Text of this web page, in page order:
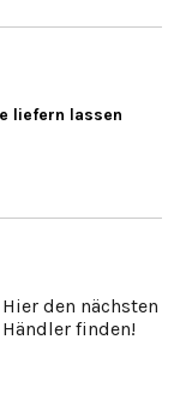
liefern lassen
Hier den nächsten
Händler finden!